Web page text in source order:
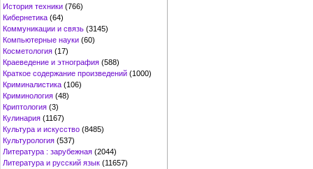
История техники (766)
Кибернетика (64)
Коммуникации и связь (3145)
Компьютерные науки (60)
Косметология (17)
Краеведение и этнография (588)
Краткое содержание произведений (1000)
Криминалистика (106)
Криминология (48)
Криптология (3)
Кулинария (1167)
Культура и искусство (8485)
Культурология (537)
Литература : зарубежная (2044)
Литература и русский язык (11657)